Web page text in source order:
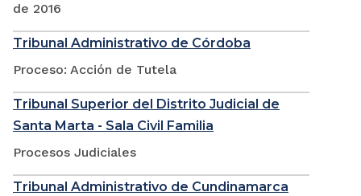
de 2016
Tribunal Administrativo de Córdoba
Proceso: Acción de Tutela
Tribunal Superior del Distrito Judicial de
Santa Marta - Sala Civil Familia
Procesos Judiciales
Tribunal Administrativo de Cundinamarca